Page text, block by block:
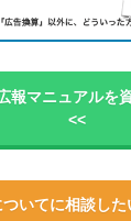
報マニュアルを
<<
いてに相談し